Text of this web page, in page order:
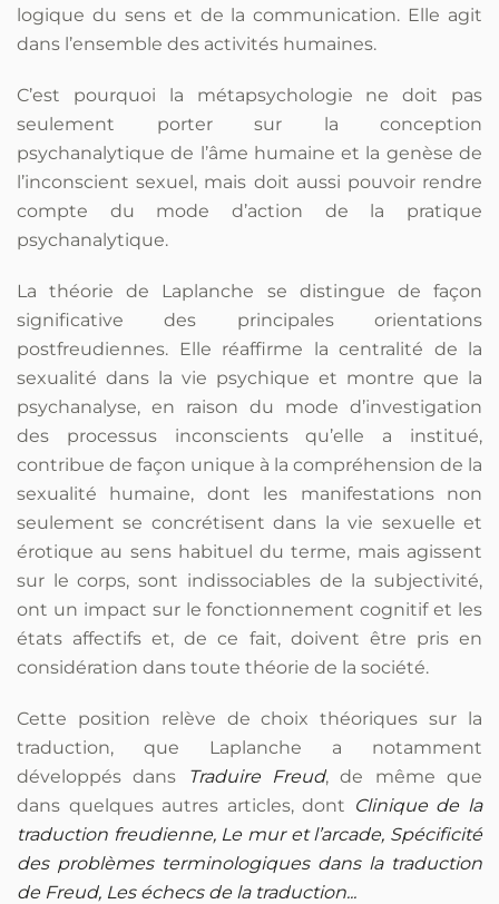
logique du sens et de la communication. Elle agit
dans l’ensemble des activités humaines.
C’est pourquoi la métapsychologie ne doit pas
seulement porter sur la conception
psychanalytique de l’âme humaine et la genèse de
l’inconscient sexuel, mais doit aussi pouvoir rendre
compte du mode d’action de la pratique
psychanalytique.
La théorie de Laplanche se distingue de façon
significative des principales orientations
postfreudiennes. Elle réaffirme la centralité de la
sexualité dans la vie psychique et montre que la
psychanalyse, en raison du mode d’investigation
des processus inconscients qu’elle a institué,
contribue de façon unique à la compréhension de la
sexualité humaine, dont les manifestations non
seulement se concrétisent dans la vie sexuelle et
érotique au sens habituel du terme, mais agissent
sur le corps, sont indissociables de la subjectivité,
ont un impact sur le fonctionnement cognitif et les
états affectifs et, de ce fait, doivent être pris en
considération dans toute théorie de la société.
Cette position relève de choix théoriques sur la
traduction, que Laplanche a notamment
développés dans
Traduire Freud, de même que
dans quelques autres articles, dont Clinique de la
traduction freudienne, Le mur et l’arcade, Spécificité
des problèmes terminologiques dans la traduction
de Freud, Les échecs de la traduction...